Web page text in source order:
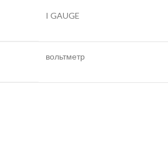
I GAUGE
вольтметр